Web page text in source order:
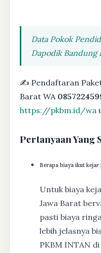
Data Pokok
Dapodik Bandung
✍ Pendaftaran
Barat WA
https://pkbm.id/wa
Pertanyaan Yang
Berapa biaya ikut kejar
Untuk biaya
Jawa Barat
pasti biaya
lebih jelasnya
PKBM INTAN di